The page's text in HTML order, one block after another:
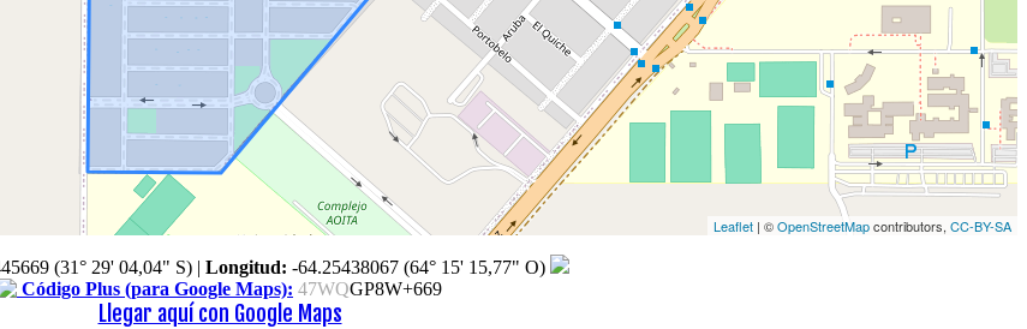
Leaflet | ©OpenStreetMapcontributors, CC-BY-SA
(31° 29' 04,04" S) | Longitud: -64.25438067 (64° 15' 15,77" O)
Código Plus (para Google Maps): 47WQGP8W+669
Llegar aquí con Google Maps